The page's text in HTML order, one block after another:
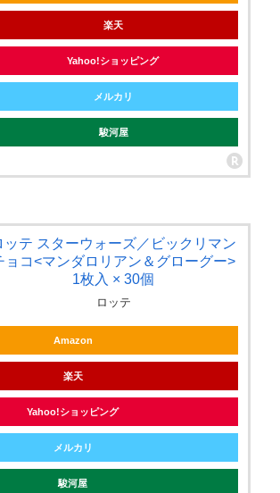
楽天
Yahoo!ショッピング
メルカリ
駿河屋
ッテ スターウォーズ／ビックリマン
ョコ<マンダロリアン＆グローグー>
1枚入 × 30個
ロッテ
Amazon
楽天
Yahoo!ショッピング
メルカリ
駿河屋